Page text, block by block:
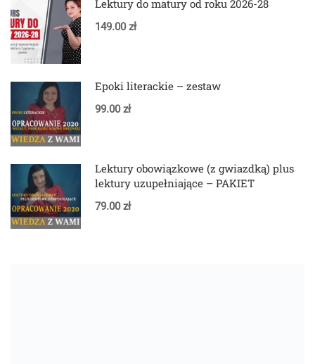
Lektury do matury od roku 2026-28
149.00 zł
Epoki literackie – zestaw
99.00 zł
Lektury obowiązkowe (z gwiazdką) plus
lektury uzupełniające – PAKIET
79.00 zł